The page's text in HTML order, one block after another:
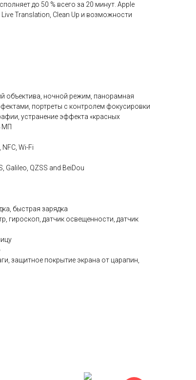
до 50 % всего за 20 минут. Apple
Translation, Clean Up и возможности
объектива, ночной режим, панорамная
портреты с контролем фокусировки
устранение эффекта «красных
МП
Wi-Fi
Galileo, QZSS and BeiDou
быстрая зарядка
гироскоп, датчик освещенности, датчик
защитное покрытие экрана от царапин,